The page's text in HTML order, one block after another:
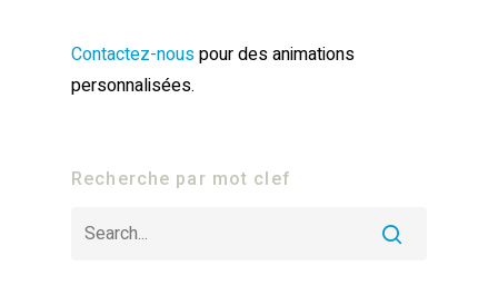
Contactez-nouspour des animations
personnalisées.
Recherche par mot clef